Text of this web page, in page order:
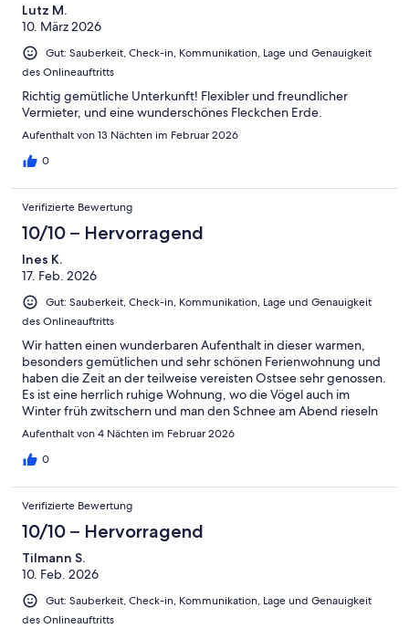
Lutz M.
10. März 2026
Gut: Sauberkeit, Check-in, Kommunikation, Lage und Genauigkeit
des Onlineauftritts
Richtig gemütliche Unterkunft! Flexibler und freundlicher
Vermieter, und eine wunderschönes Fleckchen Erde.
Aufenthalt von 13 Nächten im Februar 2026
0
Verifizierte Bewertung
10/10 – Hervorragend
Ines K.
17. Feb. 2026
Gut: Sauberkeit, Check-in, Kommunikation, Lage und Genauigkeit
des Onlineauftritts
Wir hatten einen wunderbaren Aufenthalt in dieser warmen,
besonders gemütlichen und sehr schönen Ferienwohnung und
haben die Zeit an der teilweise vereisten Ostsee sehr genossen.
Es ist eine herrlich ruhige Wohnung, wo die Vögel auch im
Winter früh zwitschern und man den Schnee am Abend rieseln
hört. Die Kommunikation mit dem Gastgeber war super und
einschließlich wunderschöner vom Gastgeber selbst
Aufenthalt von 4 Nächten im Februar 2026
0
Verifizierte Bewertung
10/10 – Hervorragend
Tilmann S.
10. Feb. 2026
Gut: Sauberkeit, Check-in, Kommunikation, Lage und Genauigkeit
des Onlineauftritts